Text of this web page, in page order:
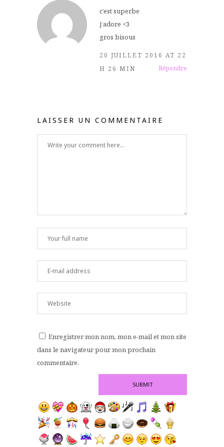
c’est superbe
j’adore <3
gros bisous
20 JUILLET 2016 AT 22
H 26 MIN
Répondre
LAISSER UN COMMENTAIRE
Enregistrer mon nom, mon e-mail et mon site
dans le navigateur pour mon prochain
commentaire.